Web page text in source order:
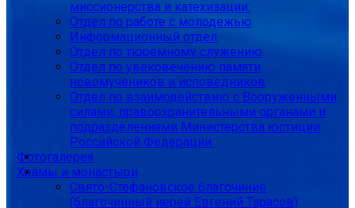
миссионерства и катехизации:
Отдел по работе с молодежью
Информационный отдел
Отдел по тюремному служению
Отдел по увековечению памяти
новомучеников и исповедников
Отдел по взаимодействию с Вооруженными
силами, правоохранительными органами и
подразделениями Министерства юстиции
Российской Федерации:
Фотогалерея
Храмы и монастыри
Свято-Стефановское благочиние
(благочинный иерей Евгений Тарасов)